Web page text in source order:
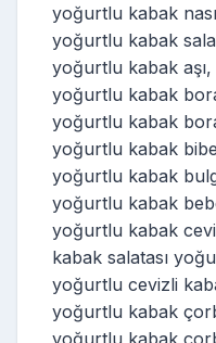
yoğurtlu kabak
yoğurtlu kabak
yoğurtlu kabak aşı,
yoğurtlu kabak
yoğurtlu kabak
yoğurtlu kabak
yoğurtlu kabak
yoğurtlu kabak
yoğurtlu kabak
kabak salatası
yoğurtlu cevizli
yoğurtlu kabak
yoğurtlu kabak